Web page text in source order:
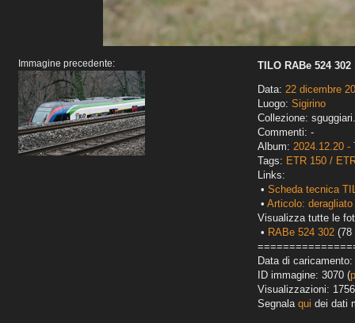
Immagine precedente:
TILO RABe 524 302
Data: 22 dicembre
Luogo: Sigirino
Collezione:
Commenti: -
Album: 2024.12.20 -
Tags: ETR 150 /
Links:
• Scheda tecnica
• Articolo:
Visualizza tutte le
• RABe 524 302 (78
Data di
ID immagine: 3070 (
Visualizzazioni: 1756
Segnala qui dei dati